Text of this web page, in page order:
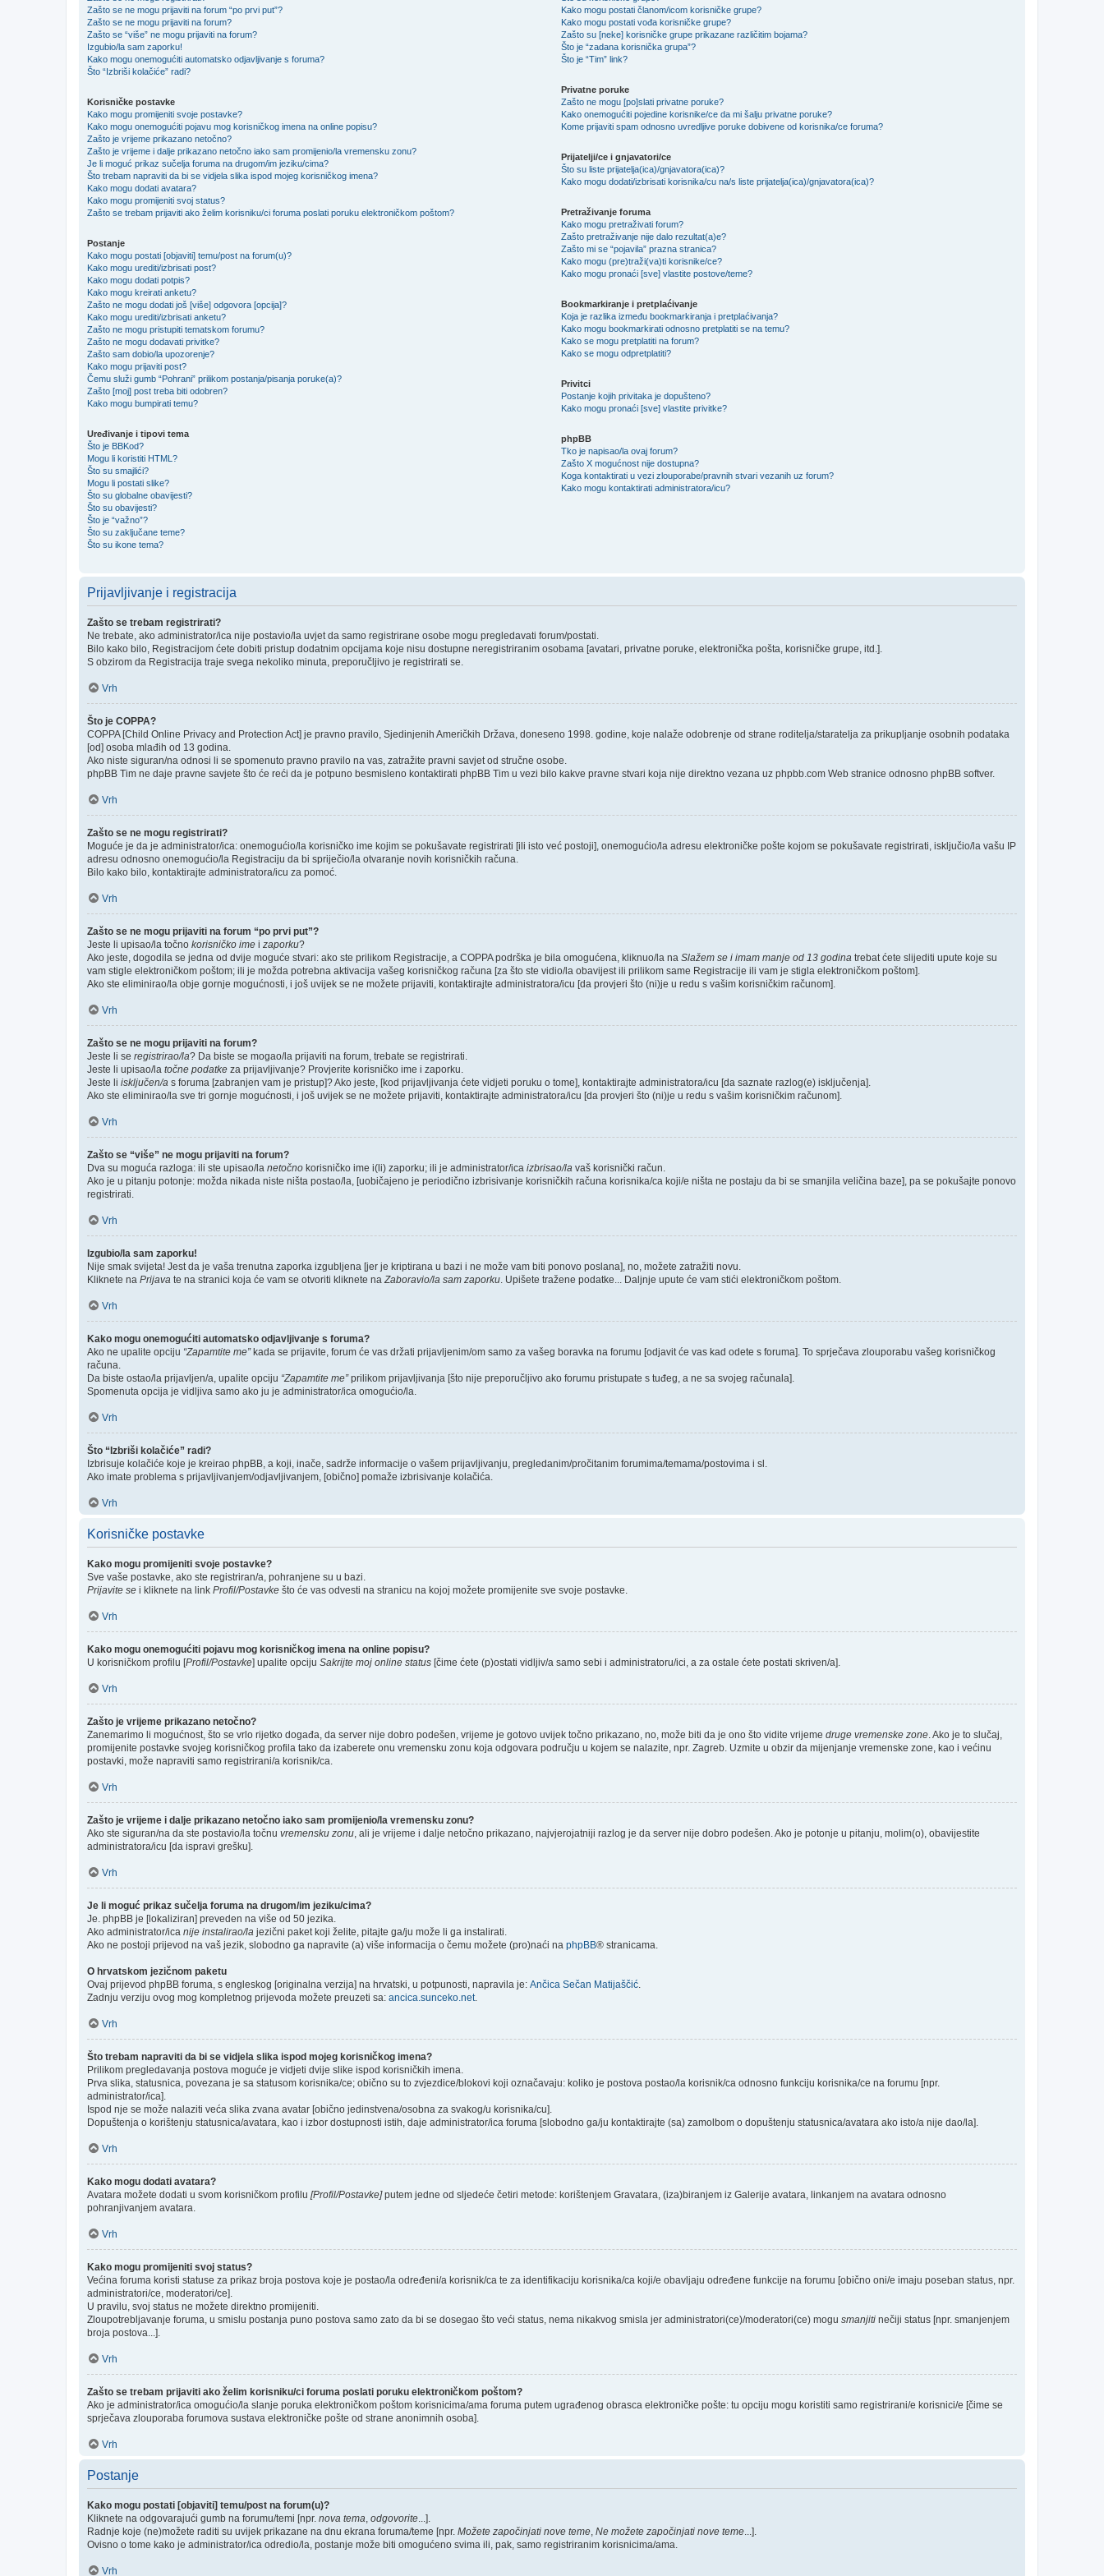
Zašto se ne mogu prijaviti na forum “po prvi put”?
Zašto se ne mogu prijaviti na forum?
Zašto se “više” ne mogu prijaviti na forum?
Izgubio/la sam zaporku!
Kako mogu onemogućiti automatsko odjavljivanje s foruma?
Što “Izbriši kolačiće” radi?
Korisničke postavke
Kako mogu promijeniti svoje postavke?
Kako mogu onemogućiti pojavu mog korisničkog imena na online popisu?
Zašto je vrijeme prikazano netočno?
Zašto je vrijeme i dalje prikazano netočno iako sam promijenio/la vremensku zonu?
Je li moguć prikaz sučelja foruma na drugom/im jeziku/cima?
Što trebam napraviti da bi se vidjela slika ispod mojeg korisničkog imena?
Kako mogu dodati avatara?
Kako mogu promijeniti svoj status?
Zašto se trebam prijaviti ako želim korisniku/ci foruma poslati poruku elektroničkom poštom?
Postanje
Kako mogu postati [objaviti] temu/post na forum(u)?
Kako mogu urediti/izbrisati post?
Kako mogu dodati potpis?
Kako mogu kreirati anketu?
Zašto ne mogu dodati još [više] odgovora [opcija]?
Kako mogu urediti/izbrisati anketu?
Zašto ne mogu pristupiti tematskom forumu?
Zašto ne mogu dodavati privitke?
Zašto sam dobio/la upozorenje?
Kako mogu prijaviti post?
Čemu služi gumb “Pohrani” prilikom postanja/pisanja poruke(a)?
Zašto [moj] post treba biti odobren?
Kako mogu bumpirati temu?
Uređivanje i tipovi tema
Što je BBKod?
Mogu li koristiti HTML?
Što su smajlići?
Mogu li postati slike?
Što su globalne obavijesti?
Što su obavijesti?
Što je “važno”?
Što su zaključane teme?
Što su ikone tema?
Kako mogu postati članom/icom korisničke grupe?
Kako mogu postati vođa korisničke grupe?
Zašto su [neke] korisničke grupe prikazane različitim bojama?
Što je “zadana korisnička grupa”?
Što je “Tim” link?
Privatne poruke
Zašto ne mogu [po]slati privatne poruke?
Kako onemogućiti pojedine korisnike/ce da mi šalju privatne poruke?
Kome prijaviti spam odnosno uvredljive poruke dobivene od korisnika/ce foruma?
Prijatelji/ce i gnjavatori/ce
Što su liste prijatelja(ica)/gnjavatora(ica)?
Kako mogu dodati/izbrisati korisnika/cu na/s liste prijatelja(ica)/gnjavatora(ica)?
Pretraživanje foruma
Kako mogu pretraživati forum?
Zašto pretraživanje nije dalo rezultat(a)e?
Zašto mi se “pojavila” prazna stranica?
Kako mogu (pre)traži(va)ti korisnike/ce?
Kako mogu pronaći [sve] vlastite postove/teme?
Bookmarkiranje i pretplaćivanje
Koja je razlika između bookmarkiranja i pretplaćivanja?
Kako mogu bookmarkirati odnosno pretplatiti se na temu?
Kako se mogu pretplatiti na forum?
Kako se mogu odpretplatiti?
Privitci
Postanje kojih privitaka je dopušteno?
Kako mogu pronaći [sve] vlastite privitke?
phpBB
Tko je napisao/la ovaj forum?
Zašto X mogućnost nije dostupna?
Koga kontaktirati u vezi zlouporabe/pravnih stvari vezanih uz forum?
Kako mogu kontaktirati administratora/icu?
Prijavljivanje i registracija
Zašto se trebam registrirati?
Ne trebate, ako administrator/ica nije postavio/la uvjet da samo registrirane osobe mogu pregledavati forum/postati.
Bilo kako bilo, Registracijom ćete dobiti pristup dodatnim opcijama koje nisu dostupne neregistriranim osobama [avatari, privatne poruke, elektronička pošta, korisničke grupe, itd.].
S obzirom da Registracija traje svega nekoliko minuta, preporučljivo je registrirati se.
Vrh
Što je COPPA?
COPPA [Child Online Privacy and Protection Act] je pravno pravilo, Sjedinjenih Američkih Država, doneseno 1998. godine, koje nalaže odobrenje od strane roditelja/staratelja za prikupljanje osobnih podataka
[od] osoba mlađih od 13 godina.
Ako niste siguran/na odnosi li se spomenuto pravno pravilo na vas, zatražite pravni savjet od stručne osobe.
phpBB Tim ne daje pravne savjete što će reći da je potpuno besmisleno kontaktirati phpBB Tim u vezi bilo kakve pravne stvari koja nije direktno vezana uz phpbb.com Web stranice odnosno phpBB softver.
Vrh
Zašto se ne mogu registrirati?
Moguće je da je administrator/ica: onemogućio/la korisničko ime kojim se pokušavate registrirati [ili isto već postoji], onemogućio/la adresu elektroničke pošte kojom se pokušavate registrirati, isključio/la vašu IP
adresu odnosno onemogućio/la Registraciju da bi spriječio/la otvaranje novih korisničkih računa.
Bilo kako bilo, kontaktirajte administratora/icu za pomoć.
Vrh
Zašto se ne mogu prijaviti na forum “po prvi put”?
Jeste li upisao/la točno korisničko ime i zaporku?
Ako jeste, dogodila se jedna od dvije moguće stvari: ako ste prilikom Registracije, a COPPA podrška je bila omogućena, kliknuo/la na Slažem se i imam manje od 13 godina trebat ćete slijediti upute koje su
vam stigle elektroničkom poštom; ili je možda potrebna aktivacija vašeg korisničkog računa [za što ste vidio/la obavijest ili prilikom same Registracije ili vam je stigla elektroničkom poštom].
Ako ste eliminirao/la obje gornje mogućnosti, i još uvijek se ne možete prijaviti, kontaktirajte administratora/icu [da provjeri što (ni)je u redu s vašim korisničkim računom].
Vrh
Zašto se ne mogu prijaviti na forum?
Jeste li se registrirao/la? Da biste se mogao/la prijaviti na forum, trebate se registrirati.
Jeste li upisao/la točne podatke za prijavljivanje? Provjerite korisničko ime i zaporku.
Jeste li isključen/a s foruma [zabranjen vam je pristup]? Ako jeste, [kod prijavljivanja ćete vidjeti poruku o tome], kontaktirajte administratora/icu [da saznate razlog(e) isključenja].
Ako ste eliminirao/la sve tri gornje mogućnosti, i još uvijek se ne možete prijaviti, kontaktirajte administratora/icu [da provjeri što (ni)je u redu s vašim korisničkim računom].
Vrh
Zašto se “više” ne mogu prijaviti na forum?
Dva su moguća razloga: ili ste upisao/la netočno korisničko ime i(li) zaporku; ili je administrator/ica izbrisao/la vaš korisnički račun.
Ako je u pitanju potonje: možda nikada niste ništa postao/la, [uobičajeno je periodično izbrisivanje korisničkih računa korisnika/ca koji/e ništa ne postaju da bi se smanjila veličina baze], pa se pokušajte ponovo
registrirati.
Vrh
Izgubio/la sam zaporku!
Nije smak svijeta! Jest da je vaša trenutna zaporka izgubljena [jer je kriptirana u bazi i ne može vam biti ponovo poslana], no, možete zatražiti novu.
Kliknete na Prijava te na stranici koja će vam se otvoriti kliknete naZaboravio/la sam zaporku. Upišete tražene podatke... Daljnje upute će vam stići elektroničkom poštom.
Vrh
Kako mogu onemogućiti automatsko odjavljivanje s foruma?
Ako ne upalite opciju “Zapamtite me”kada se prijavite, forum će vas držati prijavljenim/om samo za vašeg boravka na forumu [odjavit će vas kad odete s foruma]. To sprječava zlouporabu vašeg korisničkog
računa.
Da biste ostao/la prijavljen/a, upalite opciju “Zapamtite me”prilikom prijavljivanja [što nije preporučljivo ako forumu pristupate s tuđeg, a ne sa svojeg računala].
Spomenuta opcija je vidljiva samo ako ju je administrator/ica omogućio/la.
Vrh
Što “Izbriši kolačiće” radi?
Izbrisuje kolačiće koje je kreirao phpBB, a koji, inače, sadrže informacije o vašem prijavljivanju, pregledanim/pročitanim forumima/temama/postovima i sl.
Ako imate problema s prijavljivanjem/odjavljivanjem, [obično] pomaže izbrisivanje kolačića.
Vrh
Korisničke postavke
Kako mogu promijeniti svoje postavke?
Sve vaše postavke, ako ste registriran/a, pohranjene su u bazi.
Prijavite se i kliknete na link Profil/Postavke što će vas odvesti na stranicu na kojoj možete promijenite sve svoje postavke.
Vrh
Kako mogu onemogućiti pojavu mog korisničkog imena na online popisu?
U korisničkom profilu [Profil/Postavke] upalite opciju Sakrijte moj online status [čime ćete (p)ostati vidljiv/a samo sebi i administratoru/ici, a za ostale ćete postati skriven/a].
Vrh
Zašto je vrijeme prikazano netočno?
Zanemarimo li mogućnost, što se vrlo rijetko događa, da server nije dobro podešen, vrijeme je gotovo uvijek točno prikazano, no, može biti da je ono što vidite vrijeme druge vremenske zone. Ako je to slučaj,
promijenite postavke svojeg korisničkog profila tako da izaberete onu vremensku zonu koja odgovara području u kojem se nalazite, npr. Zagreb. Uzmite u obzir da mijenjanje vremenske zone, kao i većinu
postavki, može napraviti samo registrirani/a korisnik/ca.
Vrh
Zašto je vrijeme i dalje prikazano netočno iako sam promijenio/la vremensku zonu?
Ako ste siguran/na da ste postavio/la točnu vremensku zonu, ali je vrijeme i dalje netočno prikazano, najvjerojatniji razlog je da server nije dobro podešen. Ako je potonje u pitanju, molim(o), obavijestite
administratora/icu [da ispravi grešku].
Vrh
Je li moguć prikaz sučelja foruma na drugom/im jeziku/cima?
Je. phpBB je [lokaliziran] preveden na više od 50 jezika.
Ako administrator/ica nije instalirao/la jezični paket koji želite, pitajte ga/ju može li ga instalirati.
Ako ne postoji prijevod na vaš jezik, slobodno ga napravite (a) više informacija o čemu možete (pro)naći na phpBB® stranicama.
O hrvatskom jezičnom paketu
Ovaj prijevod phpBB foruma, s engleskog [originalna verzija] na hrvatski, u potpunosti, napravila je: Ančica Sečan Matijaščić.
Zadnju verziju ovog mog kompletnog prijevoda možete preuzeti sa: ancica.sunceko.net.
Vrh
Što trebam napraviti da bi se vidjela slika ispod mojeg korisničkog imena?
Prilikom pregledavanja postova moguće je vidjeti dvije slike ispod korisničkih imena.
Prva slika, statusnica, povezana je sa statusom korisnika/ce; obično su to zvjezdice/blokovi koji označavaju: koliko je postova postao/la korisnik/ca odnosno funkciju korisnika/ce na forumu [npr.
administrator/ica].
Ispod nje se može nalaziti veća slika zvana avatar [obično jedinstvena/osobna za svakog/u korisnika/cu].
Dopuštenja o korištenju statusnica/avatara, kao i izbor dostupnosti istih, daje administrator/ica foruma [slobodno ga/ju kontaktirajte (sa) zamolbom o dopuštenju statusnica/avatara ako isto/a nije dao/la].
Vrh
Kako mogu dodati avatara?
Avatara možete dodati u svom korisničkom profilu [Profil/Postavke]putem jedne od sljedeće četiri metode: korištenjem Gravatara, (iza)biranjem iz Galerije avatara, linkanjem na avatara odnosno
pohranjivanjem avatara.
Vrh
Kako mogu promijeniti svoj status?
Većina foruma koristi statuse za prikaz broja postova koje je postao/la određeni/a korisnik/ca te za identifikaciju korisnika/ca koji/e obavljaju određene funkcije na forumu [obično oni/e imaju poseban status, npr.
administratori/ce, moderatori/ce].
U pravilu, svoj status ne možete direktno promijeniti.
Zloupotrebljavanje foruma, u smislu postanja puno postova samo zato da bi se dosegao što veći status, nema nikakvog smisla jer administratori(ce)/moderatori(ce) mogu smanjiti nečiji status [npr. smanjenjem
broja postova...].
Vrh
Zašto se trebam prijaviti ako želim korisniku/ci foruma poslati poruku elektroničkom poštom?
Ako je administrator/ica omogućio/la slanje poruka elektroničkom poštom korisnicima/ama foruma putem ugrađenog obrasca elektroničke pošte: tu opciju mogu koristiti samo registrirani/e korisnici/e [čime se
sprječava zlouporaba forumova sustava elektroničke pošte od strane anonimnih osoba].
Vrh
Postanje
Kako mogu postati [objaviti] temu/post na forum(u)?
Kliknete na odgovarajući gumb na forumu/temi [npr. nova tema, odgovorite...].
Radnje koje (ne)možete raditi su uvijek prikazane na dnu ekrana foruma/teme [npr. Možete započinjati nove teme, Ne možete započinjati nove teme...].
Ovisno o tome kako je administrator/ica odredio/la, postanje može biti omogućeno svima ili, pak, samo registriranim korisnicima/ama.
Vrh